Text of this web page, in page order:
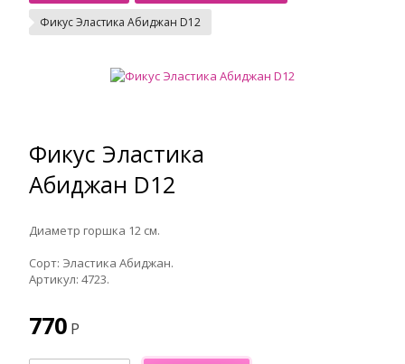
Фикус Эластика Абиджан D12
Фикус Эластика
Абиджан D12
Диаметр горшка 12 см.
Сорт: Эластика Абиджан.
Артикул: 4723.
770Р